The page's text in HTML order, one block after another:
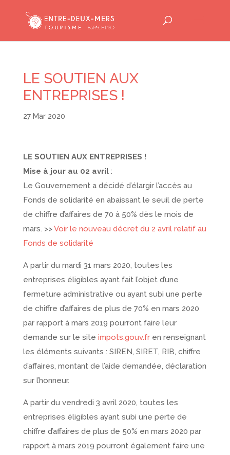
LE SOUTIEN AUX
ENTREPRISES !
27 Mar 2020
LE SOUTIEN AUX ENTREPRISES !
Mise à jour au 02 avril:
Le Gouvernement a décidé d’élargir l’accès au
Fonds de solidarité en abaissant le seuil de perte
de chiffre d’affaires de 70 à 50% dès le mois de
mars. >>Voir le nouveau décret du 2 avril relatif au
Fonds de solidarité
A partir du mardi 31 mars 2020, toutes les
entreprises éligibles ayant fait l’objet d’une
fermeture administrative ou ayant subi une perte
de chiffre d’affaires de plus de 70% en mars 2020
par rapport à mars 2019 pourront faire leur
demande sur le site impots.gouv.fren renseignant
les éléments suivants : SIREN, SIRET, RIB, chiffre
d’affaires, montant de l’aide demandée, déclaration
sur l’honneur.
A partir du vendredi 3 avril 2020, toutes les
entreprises éligibles ayant subi une perte de
chiffre d’affaires de plus de 50% en mars 2020 par
rapport à mars 2019 pourront également faire une